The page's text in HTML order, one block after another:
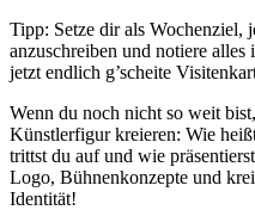
Tipp: Setze dir als Wochenziel,
anzuschreiben und notiere
jetzt endlich g’scheite
Wenn du noch nicht so weit
Künstlerfigur kreieren: Wie
trittst du auf und wie
Logo, Bühnenkonzepte und
Identität!